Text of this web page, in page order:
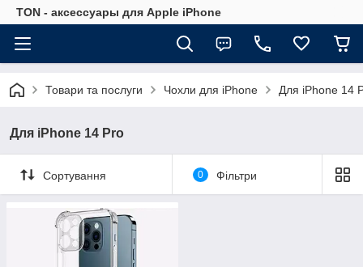
TON - аксессуары для Apple iPhone
Товари та послуги Чохли для iPhone Для iPhone 14
Для iPhone 14 Pro
Сортування 0 Фільтри